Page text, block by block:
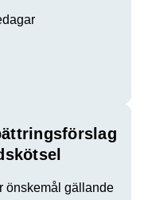
önskemål gällande